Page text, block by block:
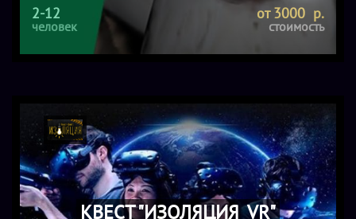
2-12
человек
от 3000 р.
стоимость
КВЕСТ "ИЗОЛЯЦИЯ_VR"